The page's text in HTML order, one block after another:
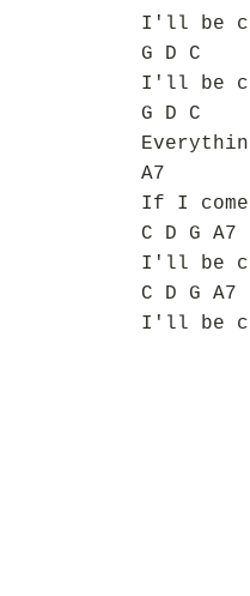
I'll be
G D C
I'll be
G D C
A7
If I come
C D G A7
I'll be
C D G A7
I'll be